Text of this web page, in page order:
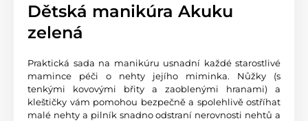
Dětská manikúra Akuku
zelená
Praktická sada na manikúru usnadní každé starostlivé
mamince péči o nehty jejího miminka. Nůžky (s
tenkými kovovými břity a zaoblenými hranami) a
kleštičky vám pomohou bezpečně a spolehlivě ostříhat
malé nehty a pilník snadno odstraní nerovnosti nehtů a